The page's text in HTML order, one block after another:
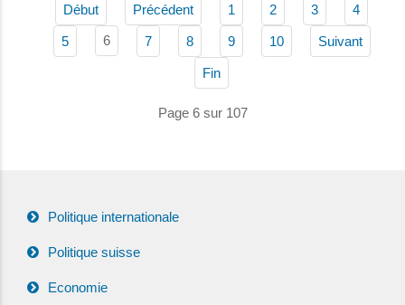
Début Précédent 1 2 3 4
5 6 7 8 9 10 Suivant
Fin
Page 6 sur 107
Politique internationale
Politique suisse
Economie